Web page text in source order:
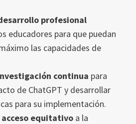
profesional
educadores para que puedan
las capacidades de
continua para
de ChatGPT y desarrollar
para su implementación.
equitativo a la